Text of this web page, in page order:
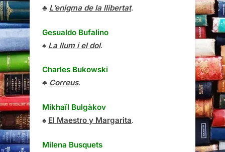
♣ L’enigma de la llibertat.
Gesualdo Bufalino
♠ La llum i el dol.
Charles Bukowski
♣ Correus.
Mikhaïl Bulgàkov
♠ El Maestro y Margarita.
Milena Busquets